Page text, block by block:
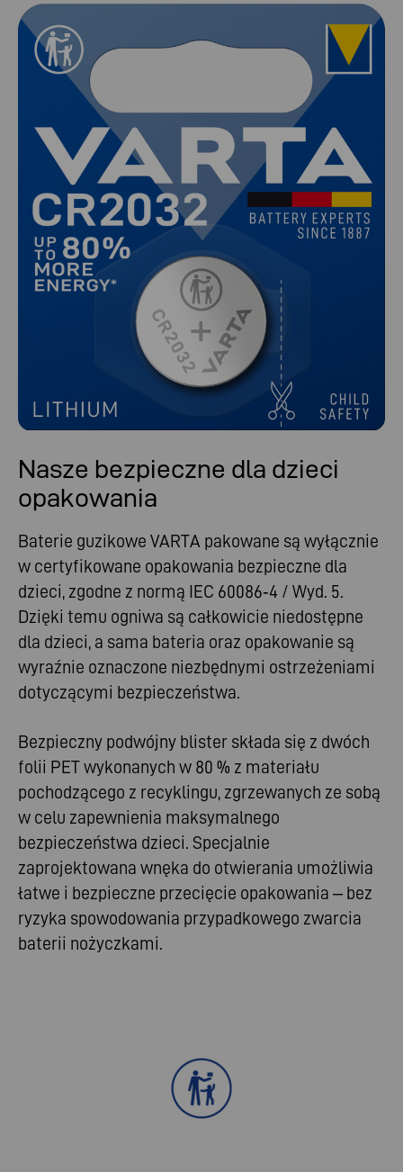
Nasze bezpieczne dla dzieci
opakowania
Baterie guzikowe VARTA pakowane są wyłącznie
w certyfikowane opakowania bezpieczne dla
dzieci, zgodne z normą IEC 60086‑4 / Wyd. 5.
Dzięki temu ogniwa są całkowicie niedostępne
dla dzieci, a sama bateria oraz opakowanie są
wyraźnie oznaczone niezbędnymi ostrzeżeniami
dotyczącymi bezpieczeństwa.
Bezpieczny podwójny blister składa się z dwóch
folii PET wykonanych w 80 % z materiału
pochodzącego z recyklingu, zgrzewanych ze sobą
w celu zapewnienia maksymalnego
bezpieczeństwa dzieci. Specjalnie
zaprojektowana wnęka do otwierania umożliwia
łatwe i bezpieczne przecięcie opakowania – bez
ryzyka spowodowania przypadkowego zwarcia
baterii nożyczkami.